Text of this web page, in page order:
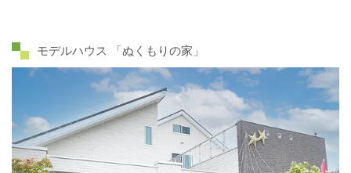
モデルハウス 「ぬくもりの家」